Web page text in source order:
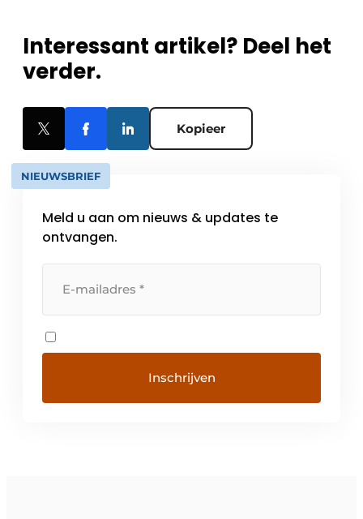
Interessant artikel? Deel het
verder.
Kopieer
NIEUWSBRIEF
Meld u aan om nieuws & updates te
ontvangen.